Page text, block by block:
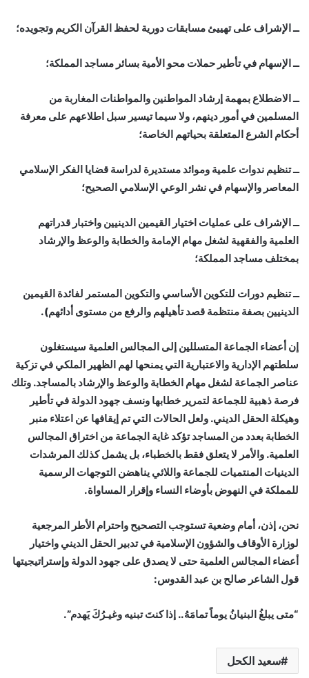
ــ الإشراف على تهييئ مسابقات دورية لحفظ القرآن الكريم وتجويده؛
ــ الإسهام في تأطير حملات محو الأمية بسائر مساجد المملكة؛
ــ الاضطلاع بمهمة إرشاد المواطنين والمواطنات المغاربة من
المسلمين في أمور دينهم، ولا سيما تيسير سبل اطلاعهم على معرفة
أحكام الشرع المتعلقة بحياتهم الخاصة؛
ــ تنظيم ندوات علمية وموائد مستديرة لدراسة قضايا الفكر الإسلامي
المعاصر والإسهام في نشر الوعي الإسلامي الصحيح؛
ــ الإشراف على عمليات اختيار القيمين الدينيين واختبار قدراتهم
العلمية والفقهية لشغل مهام الإمامة والخطابة والوعظ والإرشاد
بمختلف مساجد المملكة؛
ــ تنظيم دورات للتكوين الأساسي والتكوين المستمر لفائدة القيمين
الدينيين بصفة منتظمة قصد تأهيلهم والرفع من مستوى أدائهم).
إن أعضاء الجماعة المتسللين إلى المجالس العلمية سيستغلون
سلطتهم الإدارية والاعتبارية التي يمنحها لهم الظهير الملكي في تزكية
عناصر الجماعة لشغل مهام الخطابة والوعظ والإرشاد بالمساجد. وتلك
فرصة ذهبية للجماعة لتمرير خطابها ونسف جهود الدولة في تأطير
وهيكلة الحقل الديني. ولعل الحالات التي تم إيقافها عن اعتلاء منبر
الخطابة بعدد من المساجد تؤكد غاية الجماعة من اختراق المجالس
العلمية. والأمر لا يتعلق فقط بالخطباء، بل يشمل كذلك المرشدات
الدينيات المنتميات للجماعة واللائي يناهضن التوجهات الرسمية
للمملكة في النهوض بأوضاء النساء وإقرار المساواة.
نحن، إذن، أمام وضعية تستوجب التصحيح واحترام الأطر المرجعية
لوزارة الأوقاف والشؤون الإسلامية في تدبير الحقل الديني واختيار
أعضاء المجالس العلمية حتى لا يصدق على جهود الدولة وإستراتيجيتها
قول الشاعر صالح بن عبد القدوس:
“متى يبلغُ البنيانُ يوماً تمامَهُ.. إذا كنتَ تبنيه وغيـرُكَ يَهدم”.
سعيد الكحل